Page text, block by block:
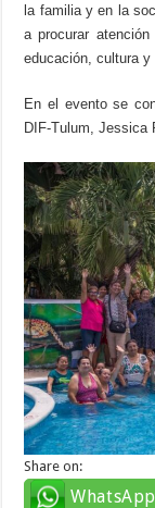
la familia y en la
a procurar
educación, cultura y
En el evento se
DIF-Tulum, Jessica
Share on:
WhatsApp